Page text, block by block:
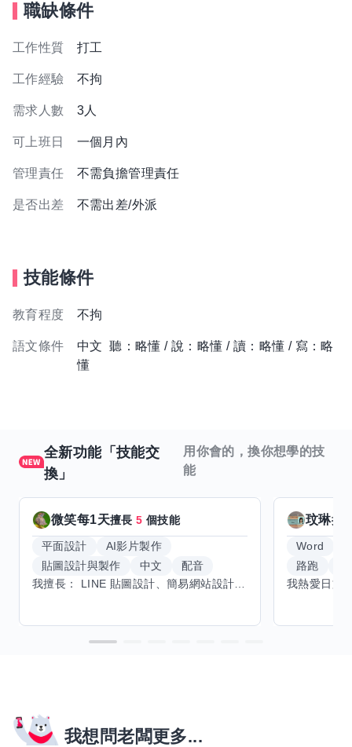
職缺條件
工作性質 打工
工作經驗 不拘
需求人數 3人
可上班日 一個月內
管理責任 不需負擔管理責任
是否出差 不需出差/外派
技能條件
教育程度 不拘
語文條件
中文 聽：略懂 / 說：略懂 / 讀：略懂 / 寫：略
懂
全新功能「技能交
換」
用你會的，換你想學的技
能
微笑每1天擅長5 個技能
平面設計
AI影片製作
貼圖設計與製作
中文
配音
玟琳擅
Word
路跑
我想問老闆更多...